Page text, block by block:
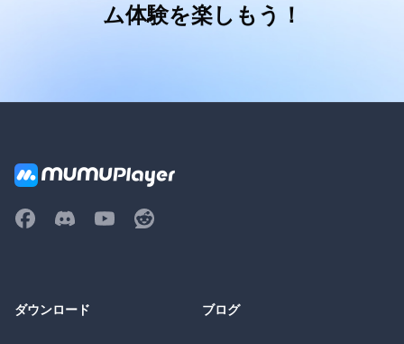
ム体験を楽しもう！
ダウンロード ブログ